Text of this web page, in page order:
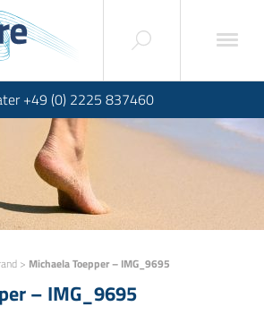
+49 (0) 2225 837460
> Michaela Toepper – IMG_9695
– IMG_9695